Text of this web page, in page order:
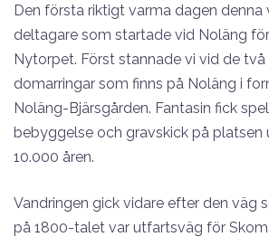
Den första riktigt varma dagen denna
deltagare som startade vid Noläng
Nytorpet. Först stannade vi vid de
domarringar som finns på Noläng i
Noläng-Bjärsgården. Fantasin fick
bebyggelse och gravskick på platsen
10.000 åren.
Vandringen gick vidare efter den väg
på 1800-talet var utfartsväg för